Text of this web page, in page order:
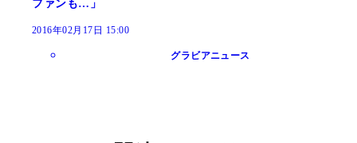
ファンも…」
2016年02月17日 15:00
グラビアニュース